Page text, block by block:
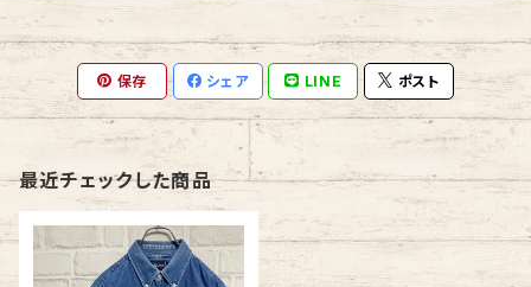
保存 シェア LINE ポスト
最近チェックした商品